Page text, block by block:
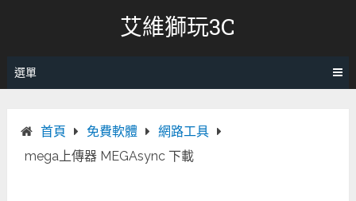
艾維獅玩3C
選單
首頁 免費軟體
網路工具
mega上傳器 MEGAsync 下載